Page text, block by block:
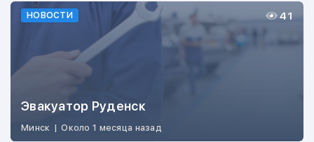
НОВОСТИ
Эвакуатор Руденск
Минск | Около 1 месяца назад
41